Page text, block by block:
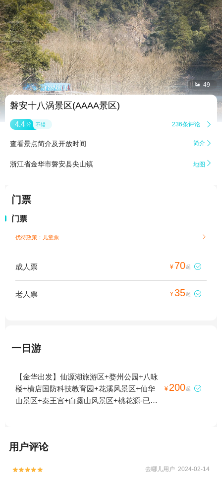
 49
磐安十八涡景区(AAAA景区)
4.4 分 不错 236条评论 
查看景点简介及开放时间 简介 
浙江省金华市磐安县尖山镇 地图 
门票
门票
优待政策：儿童票 
成人票 ¥ 70起 
老人票 ¥35起 
一日游
【金华出发】仙源湖旅游区+婺州公园+八咏
楼+横店国防科技教育园+花溪风景区+仙华
山景区+秦王宫+白露山风景区+桃花源-已下
园+地下长河景区+郭洞古生态村+寿仙谷+义
+清水湾沁温泉+灵岩景区+华夏文化园+金华
¥ 200起 
用户评论

 去哪儿用户 2024-02-14
